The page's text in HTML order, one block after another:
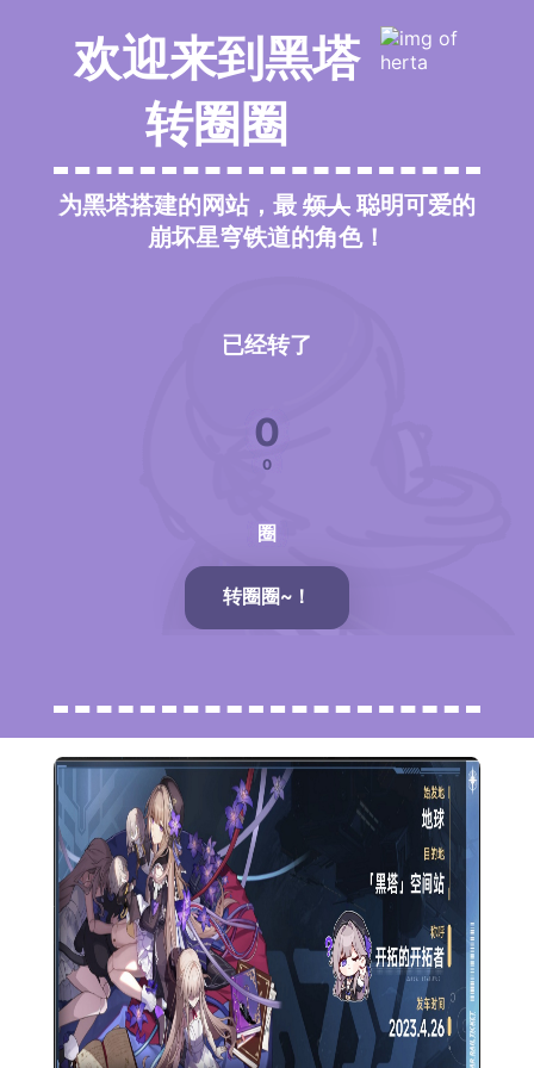
欢迎来到黑塔
转圈圈
为黑塔搭建的网站，最 烦人聪明可爱的
崩坏星穹铁道的角色！
已经转了
0
0
圈
转圈圈~！